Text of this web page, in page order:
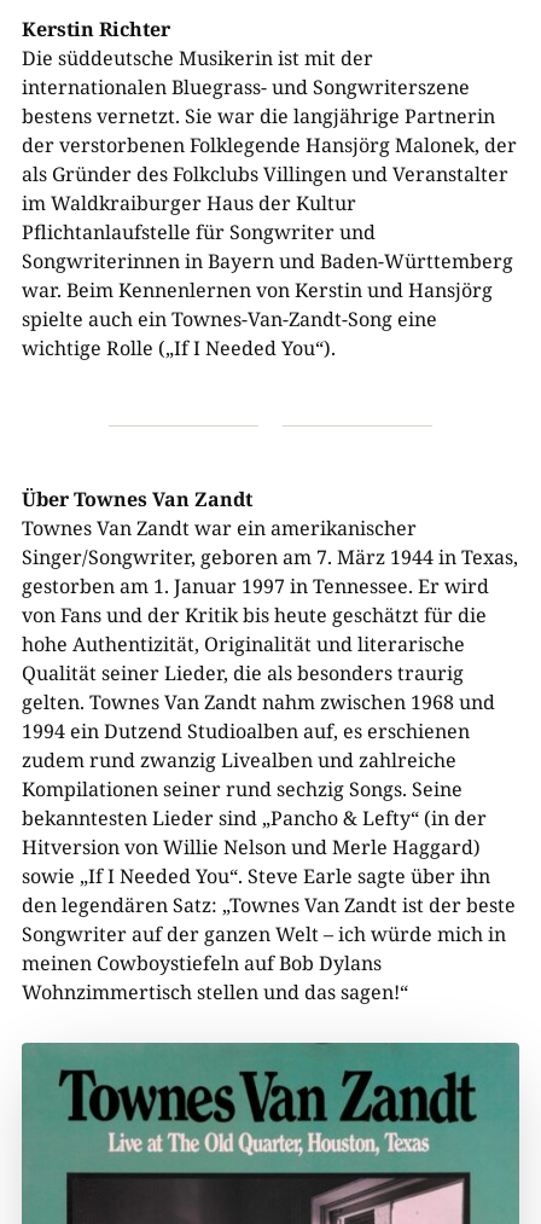
Kerstin Richter
Die süddeutsche Musikerin ist mit der
internationalen Bluegrass- und Songwriterszene
bestens vernetzt. Sie war die langjährige Partnerin
der verstorbenen Folklegende Hansjörg Malonek, der
als Gründer des Folkclubs Villingen und Veranstalter
im Waldkraiburger Haus der Kultur
Pflichtanlaufstelle für Songwriter und
Songwriterinnen in Bayern und Baden-Württemberg
war. Beim Kennenlernen von Kerstin und Hansjörg
spielte auch ein Townes-Van-Zandt-Song eine
wichtige Rolle („If I Needed You“).
Über Townes Van Zandt
Townes Van Zandt war ein amerikanischer
Singer/Songwriter, geboren am 7. März 1944 in Texas,
gestorben am 1. Januar 1997 in Tennessee. Er wird
von Fans und der Kritik bis heute geschätzt für die
hohe Authentizität, Originalität und literarische
Qualität seiner Lieder, die als besonders traurig
gelten. Townes Van Zandt nahm zwischen 1968 und
1994 ein Dutzend Studioalben auf, es erschienen
zudem rund zwanzig Livealben und zahlreiche
Kompilationen seiner rund sechzig Songs. Seine
bekanntesten Lieder sind „Pancho & Lefty“ (in der
Hitversion von Willie Nelson und Merle Haggard)
sowie „If I Needed You“. Steve Earle sagte über ihn
den legendären Satz: „Townes Van Zandt ist der beste
Songwriter auf der ganzen Welt – ich würde mich in
meinen Cowboystiefeln auf Bob Dylans
Wohnzimmertisch stellen und das sagen!“